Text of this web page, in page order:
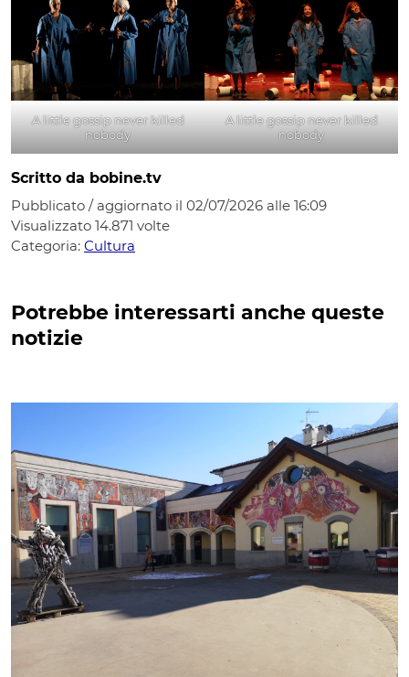
A little gossip never killed
nobody
A little gossip never killed
nobody
Scritto da bobine.tv
Pubblicato / aggiornato il 02/07/2026 alle 16:09
Visualizzato 14.871 volte
Categoria: Cultura
Potrebbe interessarti anche queste
notizie